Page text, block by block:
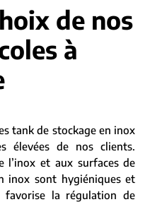
de nos
à
tank de stockage en inox
élevées de nos clients.
l’inox et aux surfaces de
inox sont hygiéniques et
favorise la régulation de